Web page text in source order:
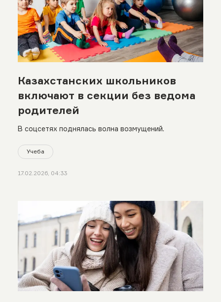
Казахстанских школьников
включают в секции без ведома
родителей
В соцсетях поднялась волна возмущений.
Учеба
17.02.2026, 04:33